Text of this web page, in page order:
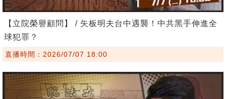
【立院榮譽顧問】 / 矢板明夫台中遇襲！中共黑手伸進全
球犯罪？
直播時間：2026/07/07 18:00